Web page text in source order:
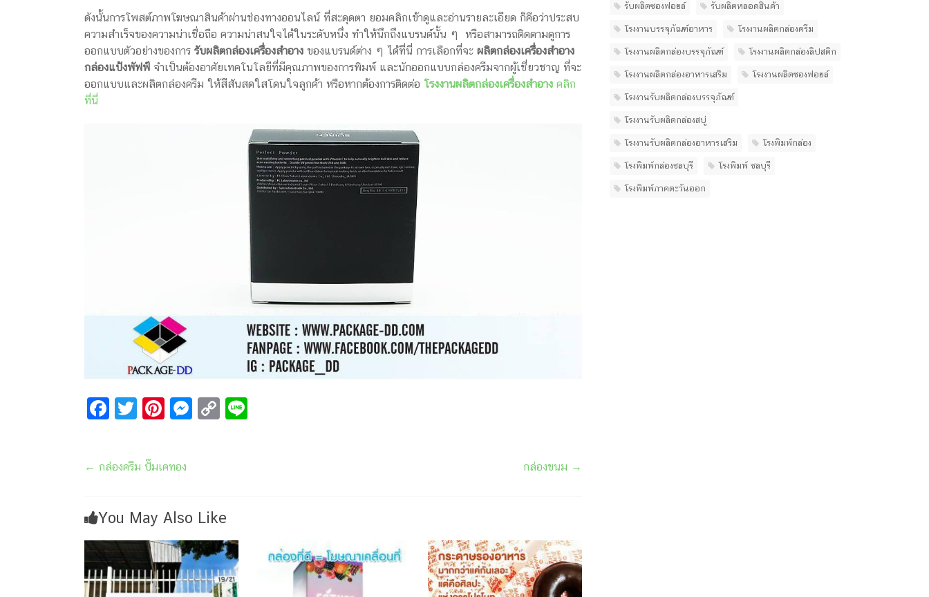
ดังนั้นการโพสต์ภาพโฆษณาสินค้าผ่านช่องทางออนไลน์ ที่สะดุดตา ยอมคลิกเข้าดูและอ่านรายละเอียด ก็คือว่าประสบ
ความสำเร็จของความน่าเชื่อถือ ความน่าสนใจได้ในระดับหนึ่ง ทำให้นึกถึงแบรนด์นั้น ๆ หรือสามารถติดตามดูการ
ออกแบบตัวอย่างของการ รับผลิตกล่องเครื่องสำอาง ของแบรนด์ต่าง ๆ ได้ที่นี่ การเลือกที่จะ ผลิตกล่องเครื่องสำอาง
กล่องแป้งพัฟฟ์ จำเป็นต้องอาศัยเทคโนโลยีที่มีคุณภาพของการพิมพ์ และนักออกแบบกล่องครีมจากผู้เชี่ยวชาญ ที่จะ
ออกแบบและผลิตกล่องครีม ให้สีสันสดใสโดนใจลูกค้า หรือหากต้องการติดต่อ โรงงานผลิตกล่องเครื่องสำอาง คลิก
ที่นี่
F
b
o
k
T
tt
er
Pi
e
M
n
g
er
C
n
k
← กล่องครีม ปั๊มเคทอง กล่องขนม →
You May Also Like
รับผลิตซองฟอยล์ รับผลิตหลอดสินค้า
โรงงานบรรจุภัณฑ์อาหาร โรงงานผลิตกล่องครีม
โรงงานผลิตกล่องบรรจุภัณฑ์ โรงงานผลิตกล่องลิปสติก
โรงงานผลิตกล่องอาหารเสริม โรงงานผลิตซองฟอยล์
โรงงานรับผลิตกล่องบรรจุภัณฑ์
โรงงานรับผลิตกล่องสบู่
โรงงานรับผลิตกล่องอาหารเสริม โรงพิมพ์กล่อง
โรงพิมพ์กล่องชลบุรี โรงพิมพ์ ชลบุรี
โรงพิมพ์ภาคตะวันออก